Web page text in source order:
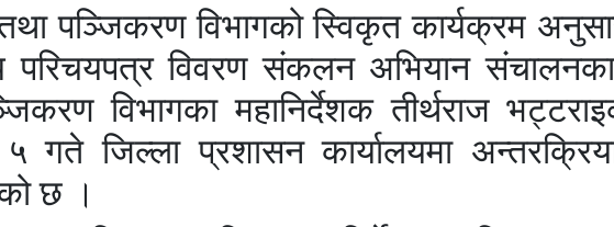
तथा पञ्जिकरण विभागको स्विकृत कार्यक्रम
परिचयपत्र विवरण संकलन अभियान संचालनका
विभागका महानिर्देशक तीर्थराज
गते जिल्ला प्रशासन कार्यालयमा
छ ।